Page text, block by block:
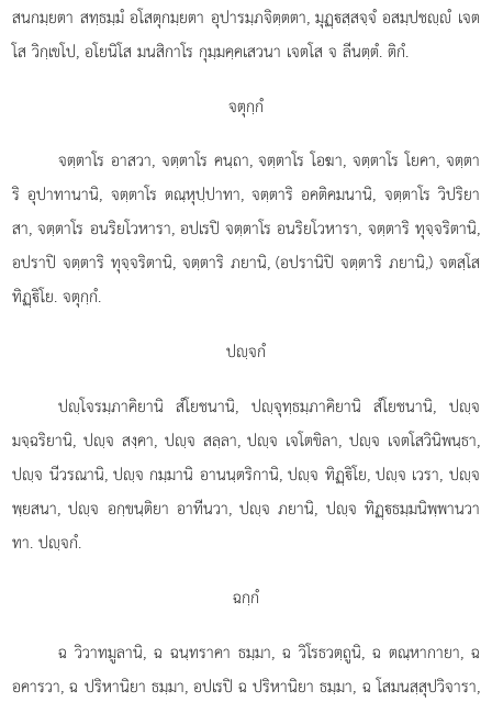
สนกมฺยตา สทฺธมฺมํ อโสตุกมฺยตา อุปารมฺภจิตฺตตา, มุฏฺสฺสจฺจํ อสมฺปชฺํ เจต
โส วิกฺเขโป, อโยนิโส มนสิกาโร กุมฺมคฺคเสวนา เจตโส จ ลีนตฺตํ. ติกํ.
จตุกฺกํ
จตฺตาโร อาสวา, จตฺตาโร คนฺถา, จตฺตาโร โอฆา, จตฺตาโร โยคา, จตฺตา
ริ อุปาทานานิ, จตฺตาโร ตณฺหุปฺปาทา, จตฺตาริ อคติคมนานิ, จตฺตาโร วิปริยา
สา, จตฺตาโร อนริยโวหารา, อปเรปิ จตฺตาโร อนริยโวหารา, จตฺตาริ ทุจฺจริตานิ,
อปราปิ จตฺตาริ ทุจฺจริตานิ, จตฺตาริ ภยานิ, (อปรานิปิ จตฺตาริ ภยานิ,) จตสฺโส
ทิฏฺิโย. จตุกฺกํ.
ปฺจกํ
ปฺโจรมฺภาคิยานิ สํโยชนานิ, ปฺจุทฺธมฺภาคิยานิ สํโยชนานิ, ปฺจ
มจฺฉริยานิ, ปฺจ สงฺคา, ปฺจ สลฺลา, ปฺจ เจโตขิลา, ปฺจ เจตโสวินิพนฺธา,
ปฺจ นีวรณานิ, ปฺจ กมฺมานิ อานนฺตริกานิ, ปฺจ ทิฏฺิโย, ปฺจ เวรา, ปฺจ
พฺยสนา, ปฺจ อกฺขนฺติยา อาทีนวา, ปฺจ ภยานิ, ปฺจ ทิฏฺธมฺมนิพฺพานวา
ทา. ปฺจกํ.
ฉกฺกํ
ฉ วิวาทมูลานิ, ฉ ฉนฺทราคา ธมฺมา, ฉ วิโรธวตฺถูนิ, ฉ ตณฺหากายา, ฉ
อคารวา, ฉ ปริหานิยา ธมฺมา, อปเรปิฉ ปริหานิยา ธมฺมา, ฉ โสมนสฺสุปวิจารา,